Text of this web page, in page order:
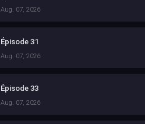
Aug. 07, 2026
Épisode 31
Aug. 07, 2026
Épisode 33
Aug. 07, 2026